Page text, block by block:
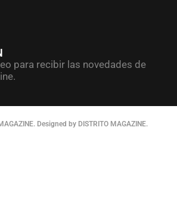
para recibir las novedades de
Designed by DISTRITO MAGAZINE.